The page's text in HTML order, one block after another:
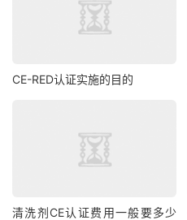
CE-RED认证实施的目的
清洗剂CE认证费用一般要多少